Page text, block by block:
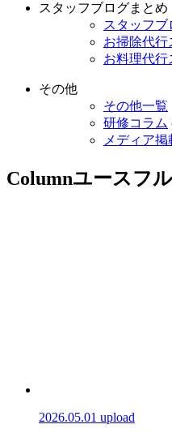
スタッフブログまとめ
スタッフブ
お掃除代行
お料理代行
その他
その他一覧
研修コラム
メディア掲
Columnユースフ
2026.05.01 upload